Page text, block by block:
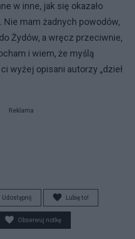
w inne, jak się okazało
mam żadnych powodów,
Żydów, a wręcz przeciwnie,
i wiem, że myślą
wyżej opisani autorzy „dzieł
Reklama
Udostępnij Lubię to!
Obserwuj notkę